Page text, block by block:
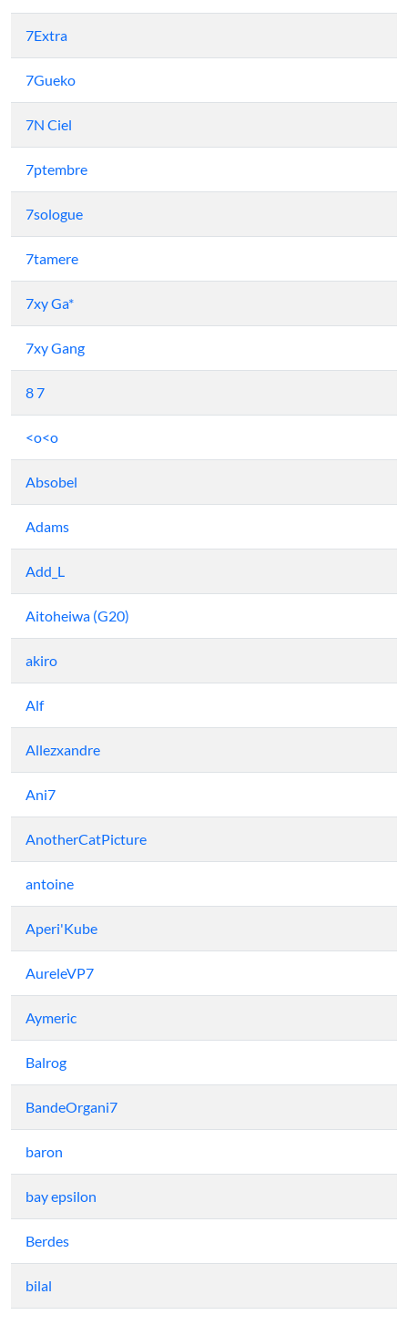
7Extra
7Gueko
7N Ciel
7ptembre
7sologue
7tamere
7xy Ga*
7xy Gang
8 7
<o<o
Absobel
Adams
Add_L
Aitoheiwa (G20)
akiro
Alf
Allezxandre
Ani7
AnotherCatPicture
antoine
Aperi'Kube
AureleVP7
Aymeric
Balrog
BandeOrgani7
baron
bay epsilon
Berdes
bilal